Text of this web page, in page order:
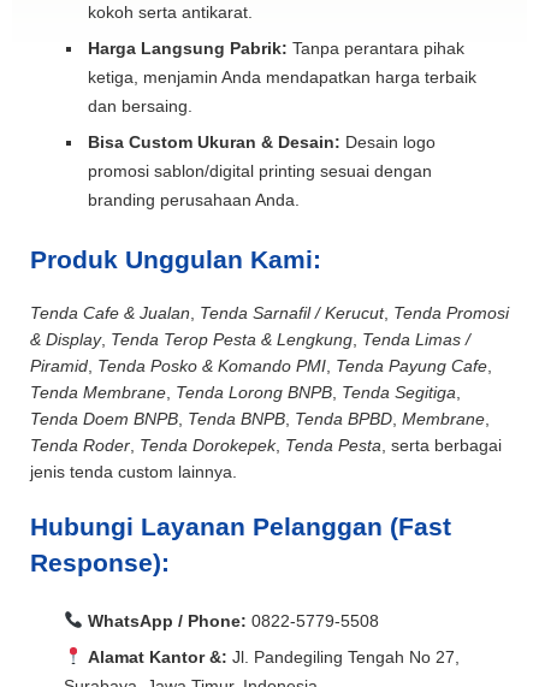
kokoh serta antikarat.
Harga Langsung Pabrik: Tanpa perantara pihak
ketiga, menjamin Anda mendapatkan harga terbaik
dan bersaing.
Bisa Custom Ukuran & Desain: Desain logo
promosi sablon/digital printing sesuai dengan
branding perusahaan Anda.
Produk Unggulan Kami:
Tenda Cafe & Jualan Tenda Sarnafil / Kerucut, Tenda Promosi
& Display, Tenda Terop Pesta & Lengkung Tenda Limas /
Piramid Tenda Posko & Komando PMI Tenda Payung Cafe
Tenda Membrane Tenda Lorong BNPB Tenda Segitiga
Tenda Doem BNPB Tenda BNPB Tenda BPBD Membrane
Tenda Roder Tenda Dorokepek, Tenda Pesta , serta berbagai
jenis tenda custom lainnya.
Hubungi Layanan Pelanggan (Fast
Response):
WhatsApp / Phone: 0822-5779-5508
Alamat Kantor &: Jl. Pandegiling Tengah No 27,